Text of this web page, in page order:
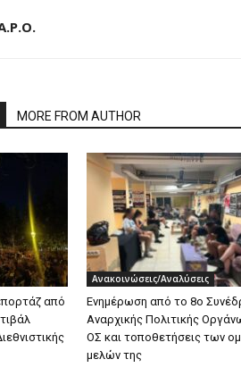
MORE FROM AUTHOR
από
Ανακοινώσεις/Αναλύσεις
Ενημέρωση από το 8ο
Αναρχικής Πολιτικής
ΟΣ και τοποθετήσεις των
μελών της